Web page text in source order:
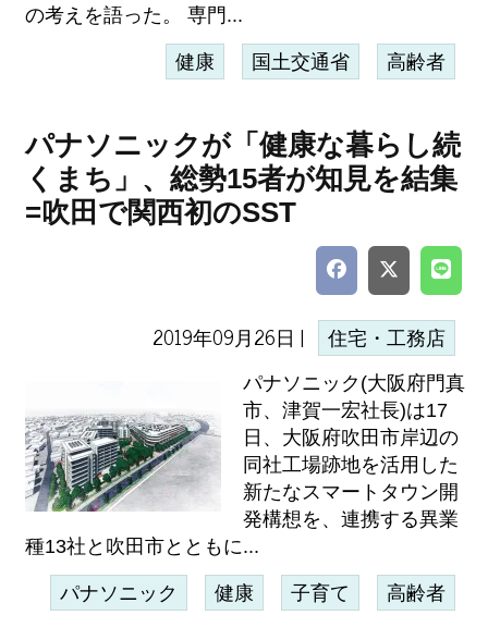
の考えを語った。 専門...
健康 国土交通省 高齢者
パナソニックが「健康な暮らし続
くまち」、総勢15者が知見を結集
=吹田で関西初のSST
2019年09月26日 | 住宅・工務店
パナソニック(大阪府門真
市、津賀一宏社長)は17
日、大阪府吹田市岸辺の
同社工場跡地を活用した
新たなスマートタウン開
発構想を、連携する異業
種13社と吹田市とともに...
パナソニック 健康 子育て 高齢者